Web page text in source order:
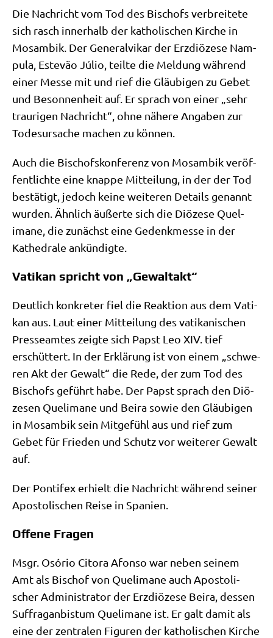
Die Nach­richt vom Tod des Bischofs ver­brei­te­te
sich rasch inner­halb der katho­li­schen Kir­che in
Mosam­bik. Der Gene­ral­vi­kar der Erz­diö­ze­se Nam­
pu­la, Este­vão Júlio, teil­te die Mel­dung wäh­rend
einer Mes­se mit und rief die Gläu­bi­gen zu Gebet
und Beson­nen­heit auf. Er sprach von einer „sehr
trau­ri­gen Nach­richt“, ohne nähe­re Anga­ben zur
Todes­ur­sa­che machen zu können.
Auch die Bischofs­kon­fe­renz von Mosam­bik ver­öf­
fent­lich­te eine knap­pe Mit­tei­lung, in der der Tod
bestä­tigt, jedoch kei­ne wei­te­ren Details genannt
wur­den. Ähn­lich äußer­te sich die Diö­ze­se Quel­
ima­ne, die zunächst eine Gedenk­mes­se in der
Kathe­dra­le ankündigte.
Vatikan spricht von „Gewaltakt“
Deut­lich kon­kre­ter fiel die Reak­ti­on aus dem Vati­
kan aus. Laut einer Mit­tei­lung des vati­ka­ni­schen
Pres­se­am­tes zeig­te sich Papst Leo XIV. tief
erschüt­tert. In der Erklä­rung ist von einem „schwe­
ren Akt der Gewalt“ die Rede, der zum Tod des
Bischofs geführt habe. Der Papst sprach den Diö­
ze­sen Quel­ima­ne und Bei­ra sowie den Gläu­bi­gen
in Mosam­bik sein Mit­ge­fühl aus und rief zum
Gebet für Frie­den und Schutz vor wei­te­rer Gewalt
auf.
Der Pon­ti­fex erhielt die Nach­richt wäh­rend sei­ner
Apo­sto­li­schen Rei­se in Spanien.
Offene Fragen
Msgr. Osório Cito­ra Afon­so war neben sei­nem
Amt als Bischof von Quel­ima­ne auch Apo­sto­li­
scher Admi­ni­stra­tor der Erz­diö­ze­se Bei­ra, des­sen
Suf­fra­gan­bis­tum Quel­ima­ne ist. Er galt damit als
eine der zen­tra­len Figu­ren der katho­li­schen Kir­che